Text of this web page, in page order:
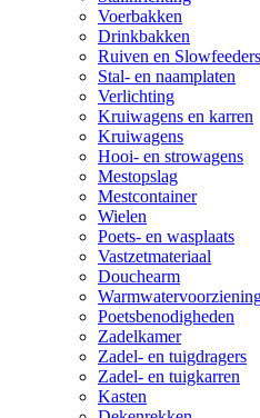
Voerbakken
Drinkbakken
Ruiven en Slowfeeders
Stal- en naamplaten
Verlichting
Kruiwagens en karren
Kruiwagens
Hooi- en strowagens
Mestopslag
Mestcontainer
Wielen
Poets- en wasplaats
Vastzetmateriaal
Douchearm
Poetsbenodigheden
Zadelkamer
Zadel- en tuigdragers
Zadel- en tuigkarren
Kasten